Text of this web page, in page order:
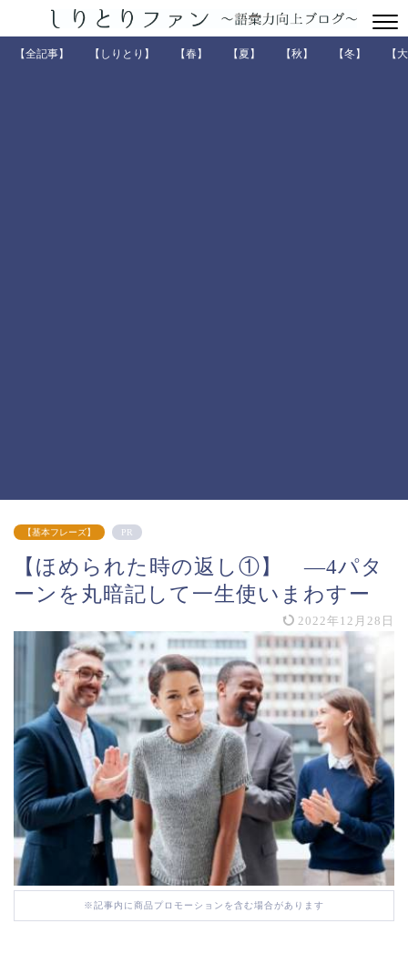
【全記事】 【しりとり】 【春】 【夏】 【秋】 【冬】 【
【基本フレーズ】 PR
【ほめられた時の返し①】 —4パタ
ーンを丸暗記して一生使いまわすー
2022年12月28日
※記事内に商品プロモーションを含む場合があります